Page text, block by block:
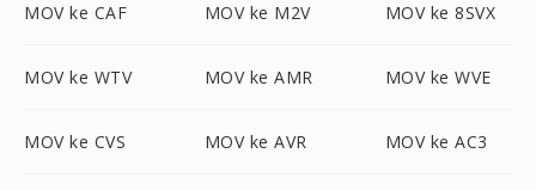
MOV ke CAF MOV ke M2V MOV ke 8SVX
MOV ke WTV MOV ke AMR MOV ke WVE
MOV ke CVS MOV ke AVR MOV ke AC3